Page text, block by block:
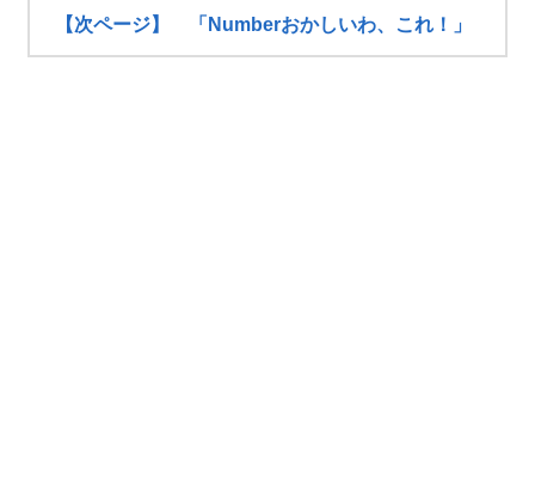
【次ページ】 「Numberおかしいわ、これ！」